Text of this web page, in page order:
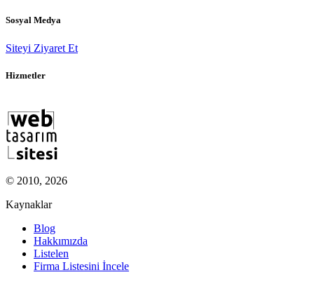
Sosyal Medya
Siteyi Ziyaret Et
Hizmetler
© 2010, 2026
Kaynaklar
Blog
Hakkımızda
Listelen
Firma Listesini İncele